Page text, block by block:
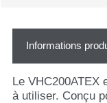
Informations
Le VHC200ATEX
à utiliser. Conçu